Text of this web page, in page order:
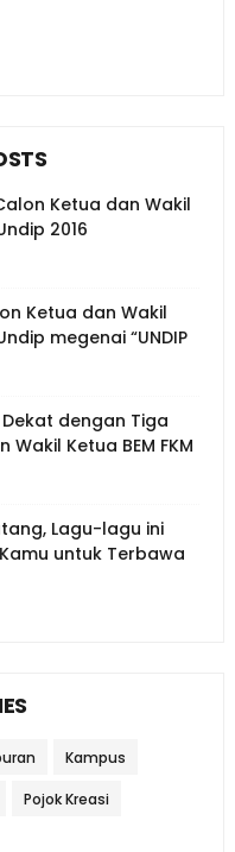
Ketua dan Wakil
2016
Ketua dan Wakil
megenai “UNDIP
dengan Tiga
Ketua BEM FKM
Lagu-lagu ini
untuk Terbawa
Kampus
Pojok Kreasi